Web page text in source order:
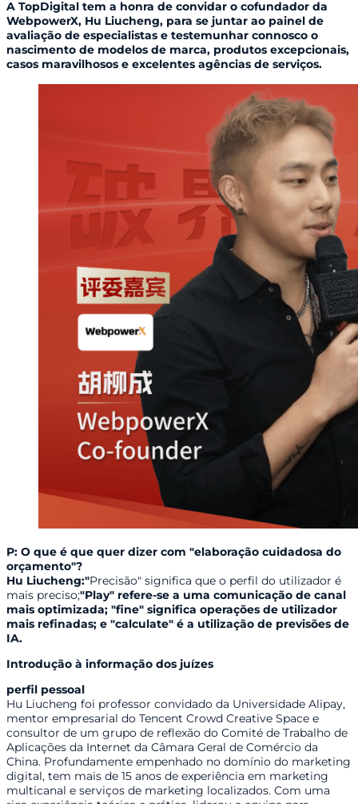
A TopDigital tem a honra de convidar o cofundador da
WebpowerX, Hu Liucheng, para se juntar ao painel de
avaliação de especialistas e testemunhar connosco o
nascimento de modelos de marca, produtos excepcionais,
casos maravilhosos e excelentes agências de serviços.
P: O que é que quer dizer com "elaboração cuidadosa do
orçamento"?
Hu Liucheng:"Precisão" significa que o perfil do utilizador é
mais preciso;"Play" refere-se a uma comunicação de canal
mais optimizada; "fine" significa operações de utilizador
mais refinadas; e "calculate" é a utilização de previsões de
IA.
Introdução à informação dos juízes
perfil pessoal
Hu Liucheng foi professor convidado da Universidade Alipay,
mentor empresarial do Tencent Crowd Creative Space e
consultor de um grupo de reflexão do Comité de Trabalho de
Aplicações da Internet da Câmara Geral de Comércio da
China. Profundamente empenhado no domínio do marketing
digital, tem mais de 15 anos de experiência em marketing
multicanal e serviços de marketing localizados. Com uma